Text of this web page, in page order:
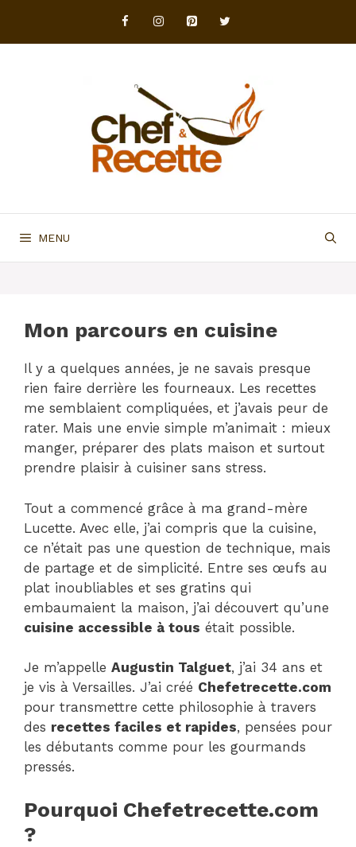
contenu
MENU
Mon parcours en cuisine
Il y a quelques années, je ne savais presque
rien faire derrière les fourneaux. Les recettes
me semblaient compliquées, et j’avais peur de
rater. Mais une envie simple m’animait : mieux
manger, préparer des plats maison et surtout
prendre plaisir à cuisiner sans stress.
Tout a commencé grâce à ma grand-mère
Lucette. Avec elle, j’ai compris que la cuisine,
ce n’était pas une question de technique, mais
de partage et de simplicité. Entre ses œufs au
plat inoubliables et ses gratins qui
embaumaient la maison, j’ai découvert qu’une
cuisine accessible à tous était possible.
Je m’appelle Augustin Talguet, j’ai 34 ans et
je vis à Versailles. J’ai créé Chefetrecette.com
pour transmettre cette philosophie à travers
des recettes faciles et rapides, pensées pour
les débutants comme pour les gourmands
pressés.
Pourquoi Chefetrecette.com
?